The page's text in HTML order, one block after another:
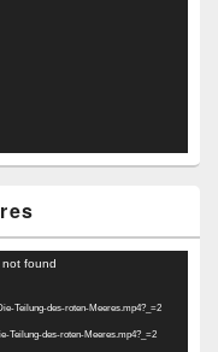
not found
Teilung-des-roten-Meeres.mp4?_=2
Teilung-des-roten-Meeres.mp4?_=2